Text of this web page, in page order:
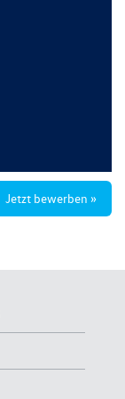
Jetzt bewerben »